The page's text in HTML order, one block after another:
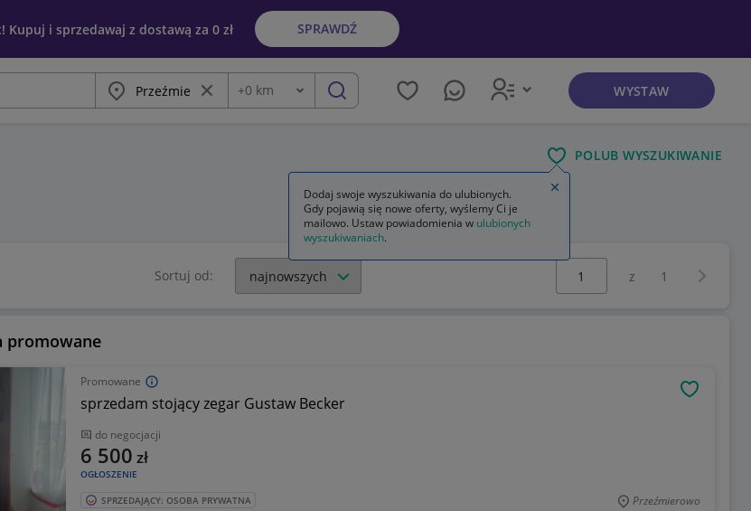
Kupuj i sprzedawaj z dostawą za 0 zł SPRAWDŹ
Miasto Wyczyść frazę
Odległość
+0 km szukaj WYSTAW
POLUB WYSZUKIWANIE
Sortuj od:
Wybierz stronę:
z 1
promowane
Promowane
sprzedam stojący zegar Gustaw Becker
do negocjacji
OGŁOSZENIE
6 500 zł
SPRZEDAJĄCY: OSOBA PRYWATNA Przeźmierowo
Dodaj swoje wyszukiwania do ulubionych.
Gdy pojawią się nowe oferty, wyślemy Ci je
mailowo. Ustaw powiadomienia w ulubionych
wyszukiwaniach.
Zamknij wskazówkę